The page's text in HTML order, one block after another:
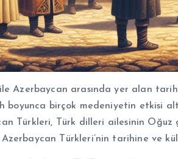
Azerbaycan arasında yer alan
boyunca birçok medeniyetin etkisi
Türkleri, Türk dilleri ailesinin
Azerbaycan Türkleri’nin tarihine ve